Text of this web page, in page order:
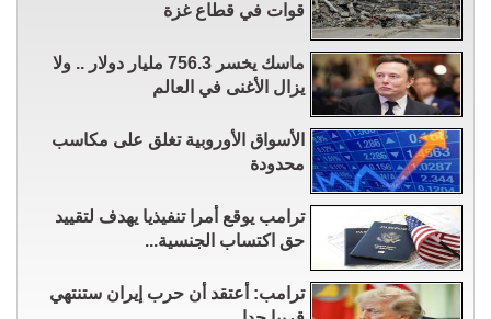
قوات في قطاع غزة
ماسك يخسر 756.3 مليار دولار .. ولا
يزال الأغنى في العالم
الأسواق الأوروبية تغلق على مكاسب
محدودة
ترامب يوقع أمرا تنفيذيا يهدف لتقييد
حق اكتساب الجنسية...
ترامب: أعتقد أن حرب إيران ستنتهي